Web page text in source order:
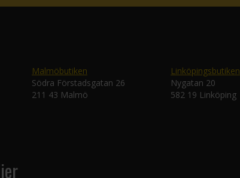
Malmöbutiken
Södra Förstadsgatan 26
211 43 Malmö
Linköpingsbutiken
Nygatan 20
582 19 Linköping